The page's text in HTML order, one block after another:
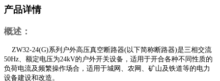
产品详情
概述：
ZW32-24(G)系列户外高压真空断路器(以下简称断路器)是三相交流
50Hz、额定电压为24kV的户外开关设备，适用于开合各种不同性质的
负荷电流及频繁操作场合，适用于城网、农网、矿山及铁道等的电力
设备建设和改造。